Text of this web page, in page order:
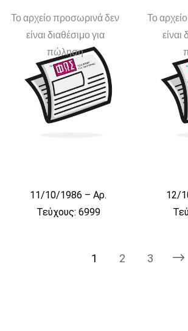
Το αρχείο προσωρινά δεν
είναι διαθέσιμο για
πώληση
11/10/1986 – Αρ.
Τεύχους: 6999
Το
είναι
12/
1 2 3